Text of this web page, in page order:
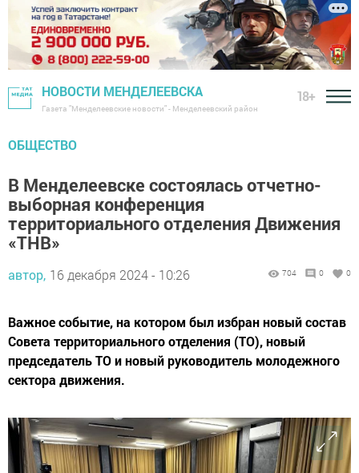
НОВОСТИ МЕНДЕЛЕЕВСКА
Газета "Менделеевские новости" - Менделеевский район
18+
ОБЩЕСТВО
В Менделеевске состоялась отчетно-
выборная конференция
территориального отделения Движения
«ТНВ»
автор, 16 декабря 2024 - 10:26 704 0 0
Важное событие, на котором был избран новый состав
Совета территориального отделения (ТО), новый
председатель ТО и новый руководитель молодежного
сектора движения.